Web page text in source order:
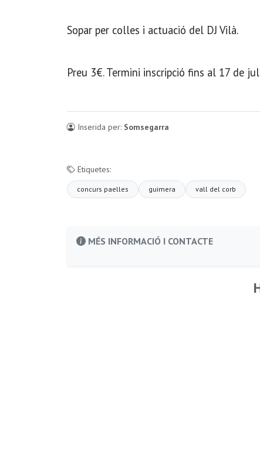
Sopar per colles i actuació del DJ Vilà.
Preu 3€. Termini inscripció fins al 17 de
Inserida per: Somsegarra
Etiquetes:
concurs paelles guimera vall del corb
MÉS INFORMACIÓ I CONTACTE